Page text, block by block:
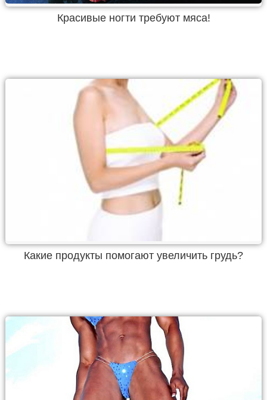
Красивые ногти требуют мяса!
Какие продукты помогают увеличить грудь?